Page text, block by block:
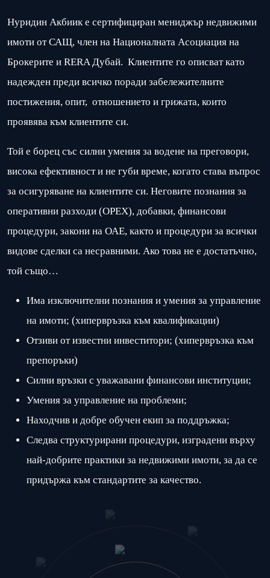
Нуридин Акбиик е сертифициран мениджър недвижими
имоти от САЩ, член на Националната Асоциация на
Брокерите и RERA Дубай. Клиентите го описват като
надежден преди всичко поради забележителните
постижения, опит, отношението и грижата, които
проявява към клиентите си.
Той е борец със силни умения за водене на преговори,
висока ефективност и не губи време, когато става въпрос
за осигуряване на клиентите си. Неговите познания за
оперативни разходи (ОРЕХ), добавки, финансови
процедури, закони на ОАЕ, както и процедури за всички
видове сделки са несравними. Ако това не е достатъчно,
той също…
Има изключителни познания и умения за управление
на имоти; (хипервръзка към квалификации)
Отзиви от известни инвеститори; (хипервръзка към
препоръки)
Силни връзки с уважавани финансови институции;
Умения за управление на проблеми;
Находчив и добре обучен екип за поддръжка;
Следва структурирани процедури, изградени върху
най-добрите практики за недвижими имоти, за да се
придържа към стандартите за качество.